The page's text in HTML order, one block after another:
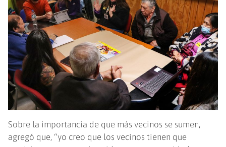
Sobre la importancia de que más vecinos se sumen,
agregó que, “yo creo que los vecinos tienen que